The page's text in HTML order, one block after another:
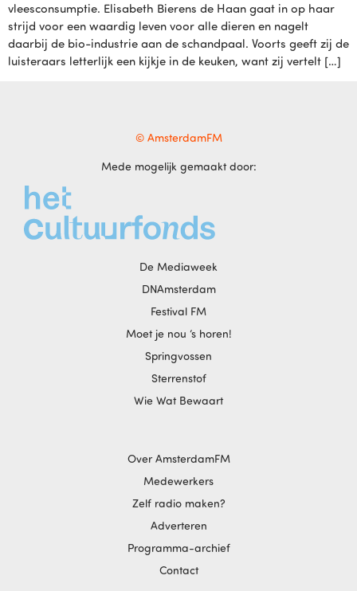
vleesconsumptie. Elisabeth Bierens de Haan gaat in op haar
strijd voor een waardig leven voor alle dieren en nagelt
daarbij de bio-industrie aan de schandpaal. Voorts geeft zij de
luisteraars letterlijk een kijkje in de keuken, want zij vertelt […]
© AmsterdamFM
Mede mogelijk gemaakt door:
De Mediaweek
DNAmsterdam
Festival FM
Moet je nou ‘s horen!
Springvossen
Sterrenstof
Wie Wat Bewaart
Over AmsterdamFM
Medewerkers
Zelf radio maken?
Adverteren
Programma-archief
Contact